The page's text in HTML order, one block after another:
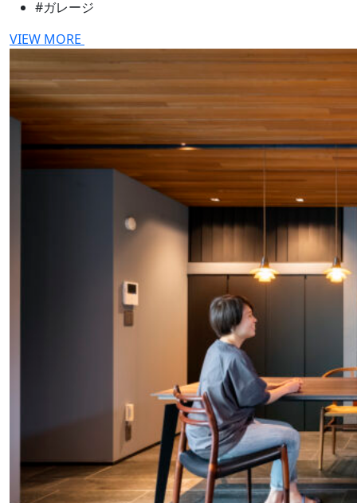
#ガレージ
VIEW MORE